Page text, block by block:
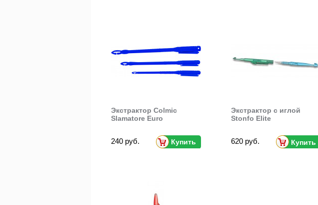
Экстрактор Colmic
Slamatore Euro
240 руб. Купить
Экстрактор с иглой
Stonfo Elite
620 руб. Купить